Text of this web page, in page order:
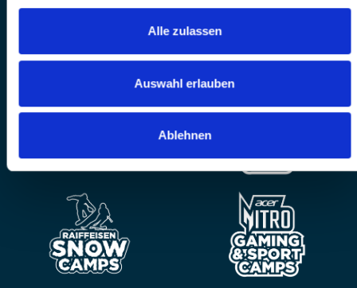
Alle zulassen
Auswahl erlauben
Ablehnen